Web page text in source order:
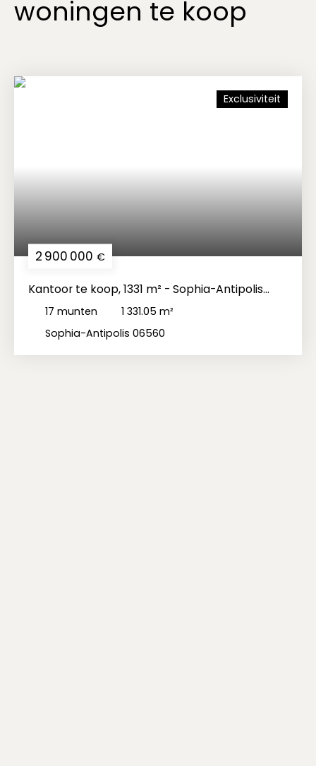
woningen te koop
Exclusiviteit
2 900 000 €
Kantoor te koop, 1331 m² - Sophia-Antipolis
06560
17 munten 1 331.05 m²
Sophia-Antipolis 06560